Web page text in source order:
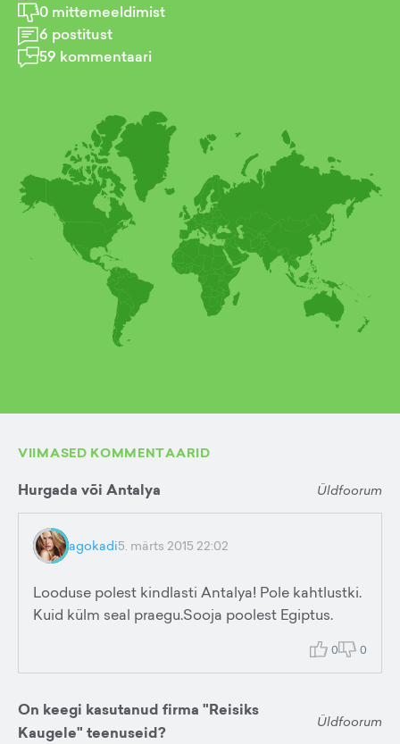
0 mittemeeldimist
6 postitust
59 kommentaari
VIIMASED KOMMENTAARID
Hurgada või Antalya Üldfoorum
agokadi5. märts 2015 22:02
Looduse polest kindlasti Antalya! Pole kahtlustki.
Kuid külm seal praegu.Sooja poolest Egiptus.
0 0
On keegi kasutanud firma "Reisiks
Kaugele" teenuseid?
Üldfoorum